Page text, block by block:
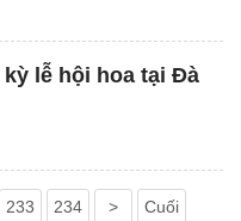
lễ hội hoa tại Đà
233 234 > Cuối